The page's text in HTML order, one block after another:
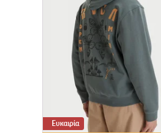
Ευκαιρία